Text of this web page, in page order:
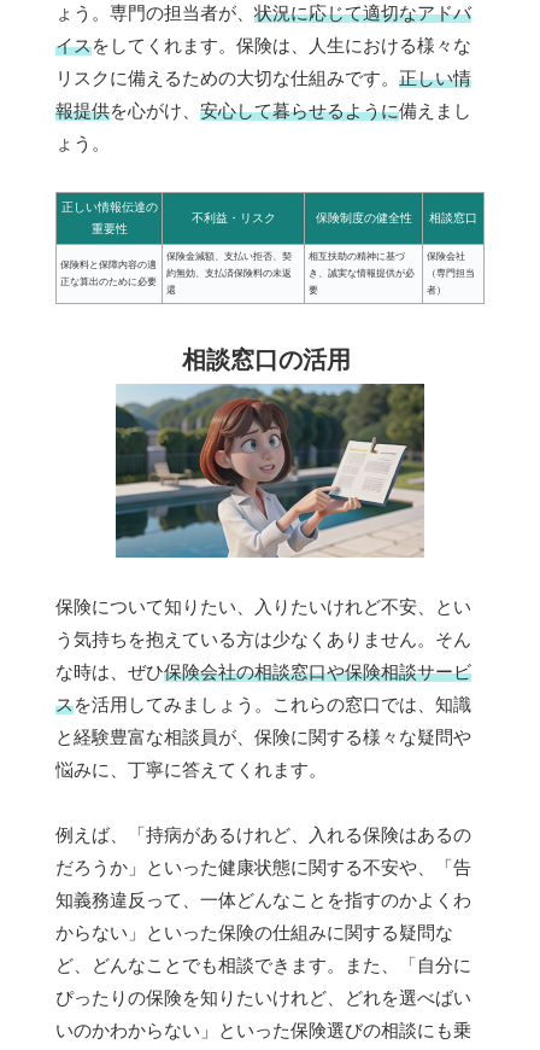
ょう。専門の担当者が、 状況に応じて適切なアドバ
イスをしてくれます。保険は、人生における様々な
リスクに備えるための大切な仕組みです。 正しい情
報提供を心がけ、 安心して暮らせるように備えまし
ょう。
正しい情報伝達の
重要性
不利益・リスク 保険制度の健全性 相談窓口
保険料と保障内容の適
正な算出のために必要
保険金減額、支払い拒否、契
約無効、支払済保険料の未返
還
相互扶助の精神に基づ
き、誠実な情報提供が必
要
保険会社
（専門担当
者）
相談窓口の活用
保険について知りたい、入りたいけれど不安、とい
う気持ちを抱えている方は少なくありません。そん
な時は、ぜひ保険会社の相談窓口や保険相談サービ
スを活用してみましょう。これらの窓口では、知識
と経験豊富な相談員が、保険に関する様々な疑問や
悩みに、丁寧に答えてくれます。
例えば、「持病があるけれど、入れる保険はあるの
だろうか」といった健康状態に関する不安や、「告
知義務違反って、一体どんなことを指すのかよくわ
からない」といった保険の仕組みに関する疑問な
ど、どんなことでも相談できます。また、「自分に
ぴったりの保険を知りたいけれど、どれを選べばい
いのかわからない」といった保険選びの相談にも乗